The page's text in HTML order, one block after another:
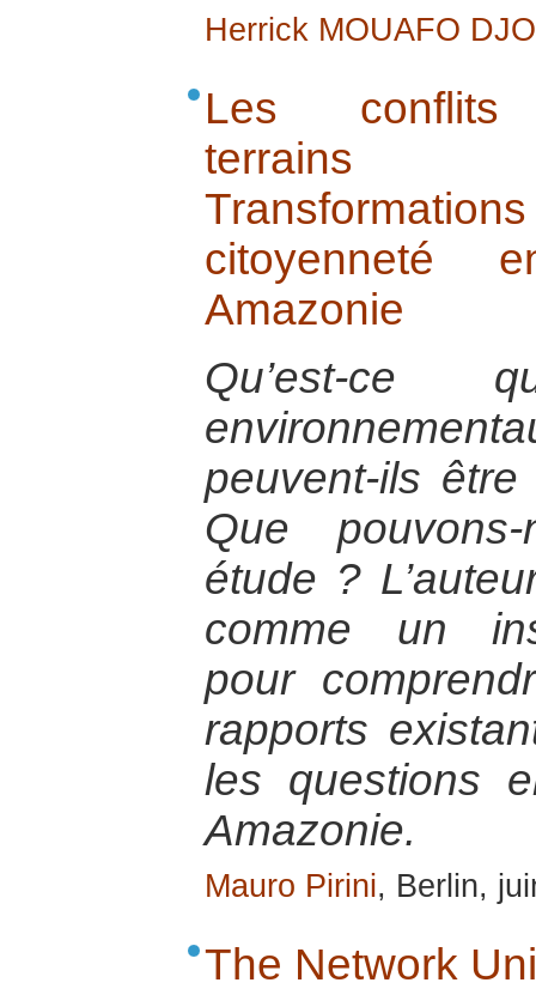
Herrick MOUAFO
Les conflits
terrains
citoyenneté
Amazonie
Qu’est-ce
peuvent-ils
Que
étude ?
comme un
pour
rapports
les questions
Amazonie.
Mauro Pirini, Berlin,
The Network